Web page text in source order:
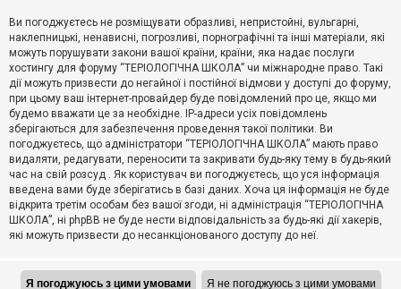
м
и
П
о
ш
у
Д
о
п
о
м
Ви погоджуєтесь не розміщувати образливі, непристойні, вульгарні,
наклепницькі, ненависні, погрозливі, порнографічні та інші матеріали, які
можуть порушувати закони вашої країни, країни, яка надає послуги
хостингу для форуму “ТЕРІОЛОГІЧНА ШКОЛА” чи міжнародне право. Такі
дії можуть призвести до негайної і постійної відмови у доступі до форуму,
при цьому ваш інтернет-провайдер буде повідомлений про це, якщо ми
будемо вважати це за необхідне. IP-адреси усіх повідомлень
зберігаються для забезпечення проведення такої політики. Ви
погоджуєтесь, що адміністратори “ТЕРІОЛОГІЧНА ШКОЛА” мають право
видаляти, редагувати, переносити та закривати будь-яку тему в будь-який
час на свій розсуд . Як користувач ви погоджуєтесь, що уся інформація
введена вами буде зберігатись в базі даних. Хоча ця інформація не буде
відкрита третім особам без вашої згоди, ні адміністрація “ТЕРІОЛОГІЧНА
ШКОЛА”, ні phpBB не буде нести відповідальність за будь-які дії хакерів,
які можуть призвести до несанкціонованого доступу до неї.